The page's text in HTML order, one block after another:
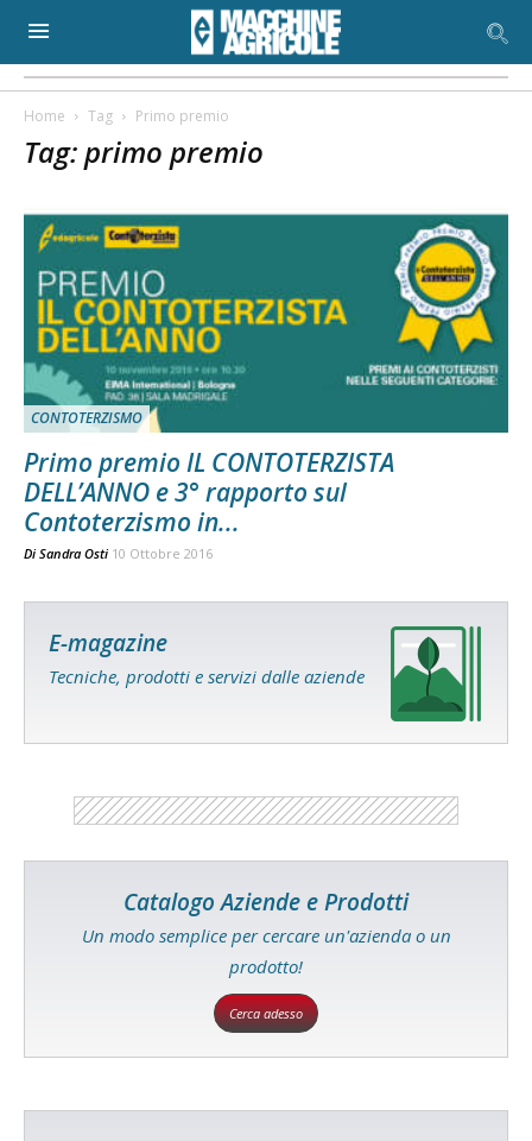
Home Tag Primo premio
Tag: primo premio
CONTOTERZISMO
Primo premio IL CONTOTERZISTA
DELL’ANNO e 3° rapporto sul
Contoterzismo in...
Di Sandra Osti 10 Ottobre 2016
E-magazine
Tecniche, prodotti e servizi dalle aziende
Catalogo Aziende e Prodotti
Un modo semplice per cercare un'azienda o un
prodotto!
Cerca adesso